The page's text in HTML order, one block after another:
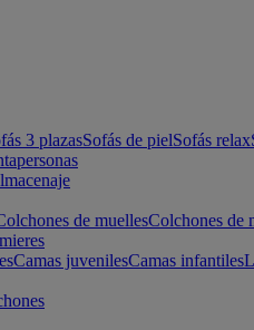
3 plazasSofás de pielSofás relax
de muellesColchones de
Camas juvenilesCamas infantiles